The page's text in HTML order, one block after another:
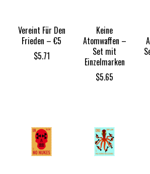
Vereint Für Den
Frieden – €5
$5.71
Keine
Atomwaffen –
Set mit
Einzelmarken
$5.65